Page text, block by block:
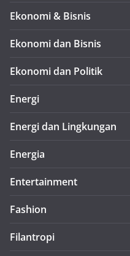
Ekonomi & Bisnis
Ekonomi dan Bisnis
Ekonomi dan Politik
Energi
Energi dan Lingkungan
Energia
Entertainment
Fashion
Filantropi